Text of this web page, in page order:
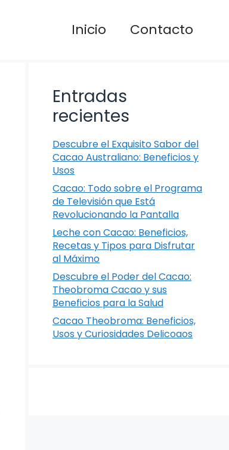
Inicio Contacto
Entradas
recientes
Descubre el Exquisito Sabor del
Cacao Australiano: Beneficios y
Usos
Cacao: Todo sobre el Programa
de Televisión que Está
Revolucionando la Pantalla
Leche con Cacao: Beneficios,
Recetas y Tipos para Disfrutar
al Máximo
Descubre el Poder del Cacao:
Theobroma Cacao y sus
Beneficios para la Salud
Cacao Theobroma: Beneficios,
Usos y Curiosidades Delicoaos